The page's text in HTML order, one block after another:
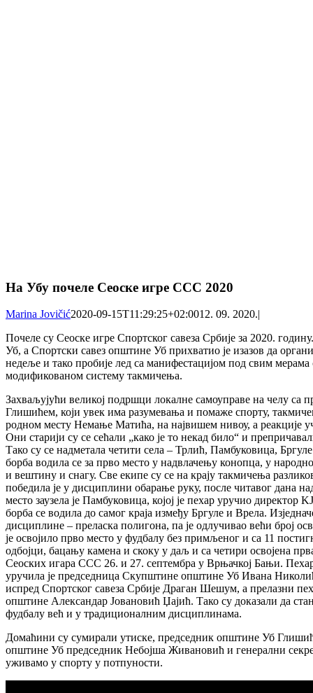
На Убу почеле Сеоске игре ССС 2020
Marina Jovičić2020-09-15T11:29:25+02:0012. 09. 2020.|
Почеле су Сеоске игре Спортског савеза Србије за 2020.
Уб, а Спортски савез општине Уб прихватио је изазов да
недеље и тако пробије лед са манифестацијом под свим
модификованом систему такмичења.
Захваљујући великој подршци локалне самоуправе на челу са
Глишићем, који увек има разумевања и помаже спорту,
родном месту Немање Матића, на највишем нивоу, а реакције
Они старији су се сећали „како је то некад било“ и
Тако су се надметала четити села – Трлић, Памбуковица,
борба водила се за прво место у надвлачењу конопца, у
и вештину и снагу. Све екипе су се на крају такмичења
победила је у дисциплини обарање руку, после читавог дана
место заузела је Памбуковица, којој је пехар уручио
борба се водила до самог краја између Бргуле и Врела.
дисциплине – преласка полигона, па је одлучивао већи број
је освојило прво место у фудбалу без примљеног и са 11
одбојци, бацању камена и скоку у даљ и са четири освојена
Сеоских игара ССС 26. и 27. септембра у Врњачкој Бањи.
уручила је председница Скупштине општине Уб Ивана
испред Спортског савеза Србије Драган Шешум, а прелазни
општине Александар Јовановић Џајић. Тако су доказали да
фудбалу већ и у традиционалним дисциплинама.
Домаћини су сумирали утиске, председник општине Уб Глишић
општине Уб председник Небојша Живановић и генерални
уживамо у спорту у потпуности.